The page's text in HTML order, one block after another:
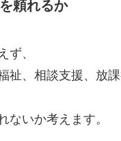
頼れるか
ず、
祉、相談支援、放
ないか考えます。